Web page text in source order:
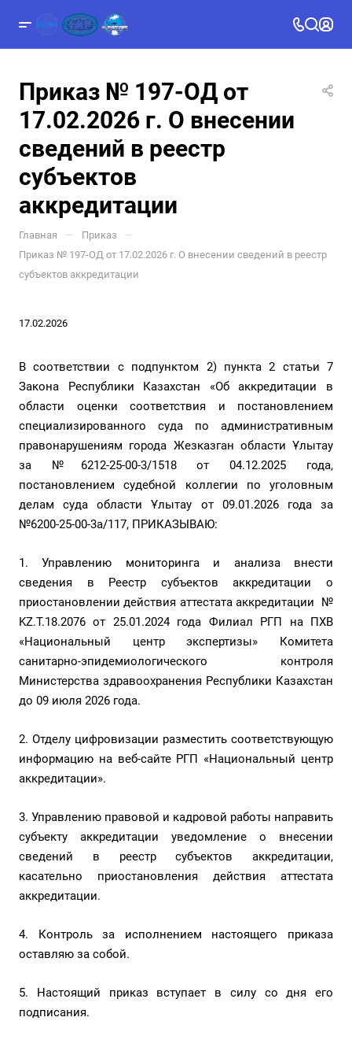
Приказ № 197-ОД от
17.02.2026 г. О внесении
сведений в реестр
субъектов
аккредитации
Главная — Приказ —
Приказ № 197-ОД от 17.02.2026 г. О внесении сведений в реестр
субъектов аккредитации
17.02.2026
В соответствии с подпунктом 2) пункта 2 статьи 7
Закона Республики Казахстан «Об аккредитации в
области оценки соответствия и постановлением
специализированного суда по административным
правонарушениям города Жезказган области Ұлытау
за №6212-25-00-3/1518 от 04.12.2025 года,
постановлением судебной коллегии по уголовным
делам суда области Ұлытау от 09.01.2026 года за
№6200-25-00-3а/117, ПРИКАЗЫВАЮ:
1. Управлению мониторинга и анализа внести
сведения в Реестр субъектов аккредитации о
приостановлении действия аттестата аккредитации №
KZ.Т.18.2076 от 25.01.2024 года Филиал РГП на ПХВ
«Национальный центр экспертизы» Комитета
санитарно-эпидемиологического контроля
Министерства здравоохранения Республики Казахстан
до 09 июля 2026 года.
2. Отделу цифровизации разместить соответствующую
информацию на веб-сайте РГП «Национальный центр
аккредитации».
3. Управлению правовой и кадровой работы направить
субъекту аккредитации уведомление о внесении
сведений в реестр субъектов аккредитации,
касательно приостановления действия аттестата
аккредитации.
4. Контроль за исполнением настоящего приказа
оставляю за собой.
5. Настоящий приказ вступает в силу со дня его
подписания.